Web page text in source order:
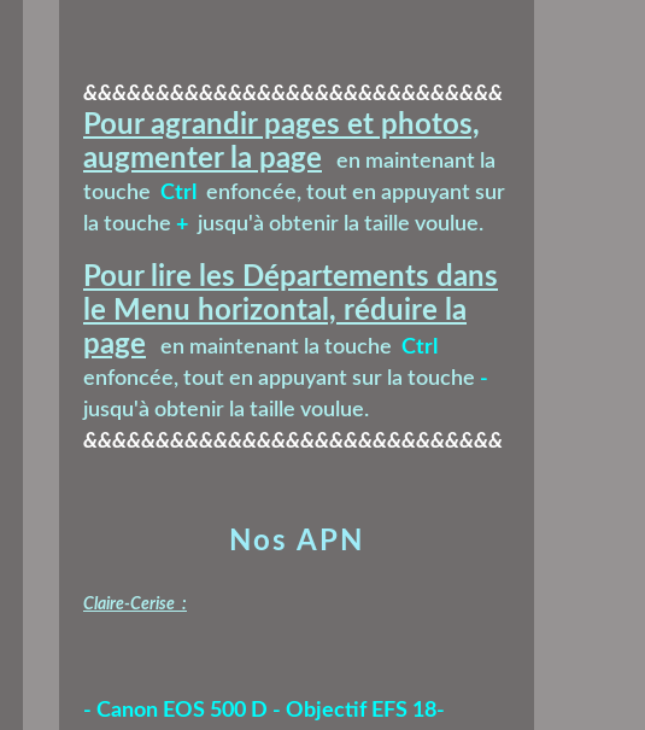
Nos APN
Claire-Cerise :
- Canon EOS 500 D - Objectif EFS 18-
&&&&&&&&&&&&&&&&&&&&&&&&&&&&&
Pour agrandir pages et photos,
augmenter la page
en maintenant la
touche Ctrl
enfoncée, tout en appuyant sur
la touche + jusqu'à obtenir la taille voulue.
Pour lire les Départements dans
le Menu horizontal, réduire la
page
en maintenant la touche Ctrl
enfoncée, tout en appuyant sur la touche -
jusqu'à obtenir la taille voulue.
&&&&&&&&&&&&&&&&&&&&&&&&&&&&&